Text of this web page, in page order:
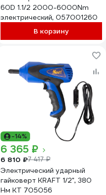
60D 1.1/2 2000-6000Nm
электрический, 057001260
В корзину
-14%
6 365 ₽
6 810 ₽7 417 ₽
Электрический ударный
гайковерт KRAFT 1/2", 380
Нм KT 705056